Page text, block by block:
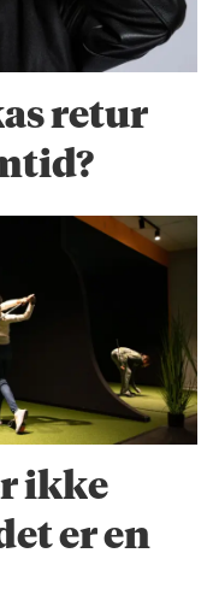
retur
ikke
er en